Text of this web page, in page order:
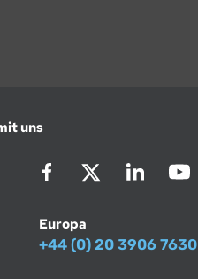
uns
Europa
+44 (0) 20 3906 7630